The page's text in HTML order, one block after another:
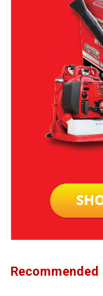
Recommended